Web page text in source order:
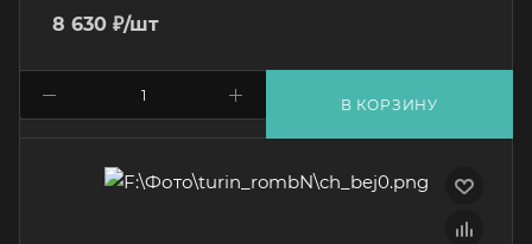
8 630 ₽/шт
В КОРЗИНУ